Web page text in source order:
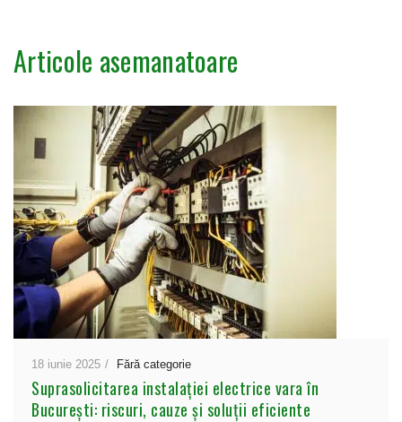
Articole asemanatoare
18 iunie 2025 Fără categorie
Suprasolicitarea instalației electrice vara în
București: riscuri, cauze și soluții eficiente